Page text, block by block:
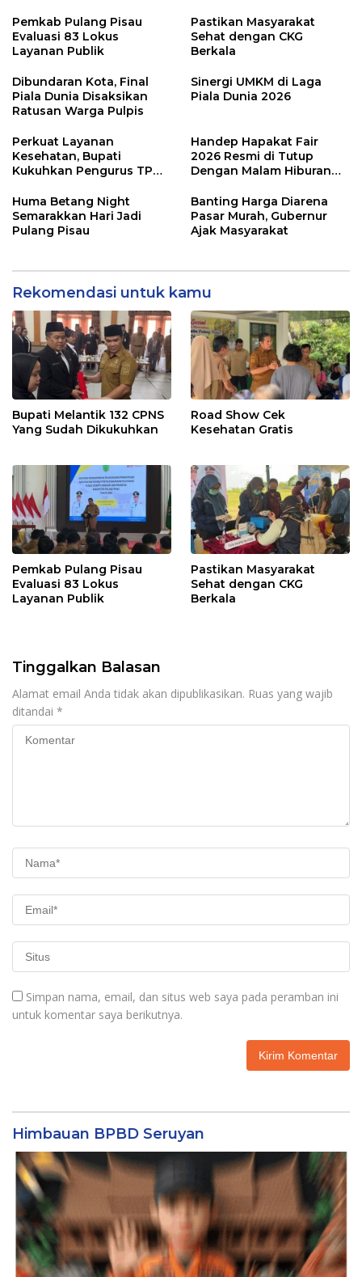
Pemkab Pulang Pisau
Evaluasi 83 Lokus
Layanan Publik
Pastikan Masyarakat
Sehat dengan CKG
Berkala
Dibundaran Kota, Final
Piala Dunia Disaksikan
Ratusan Warga Pulpis
Sinergi UMKM di Laga
Piala Dunia 2026
Perkuat Layanan
Kesehatan, Bupati
Kukuhkan Pengurus TP
Handep Hapakat Fair
2026 Resmi di Tutup
Dengan Malam Hiburan
Huma Betang Night
Semarakkan Hari Jadi
Pulang Pisau
Banting Harga Diarena
Pasar Murah, Gubernur
Ajak Masyarakat
Rekomendasi untuk kamu
Bupati Melantik 132 CPNS
Yang Sudah Dikukuhkan
Road Show Cek
Kesehatan Gratis
Pemkab Pulang Pisau
Evaluasi 83 Lokus
Layanan Publik
Pastikan Masyarakat
Sehat dengan CKG
Berkala
Tinggalkan Balasan
Alamat email Anda tidak akan dipublikasikan. Ruas yang wajib
ditandai *
Simpan nama, email, dan situs web saya pada peramban ini
untuk komentar saya berikutnya.
Himbauan BPBD Seruyan